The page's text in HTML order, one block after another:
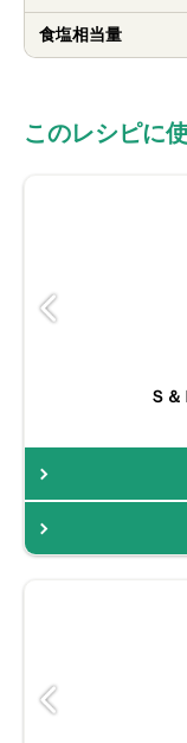
食塩相当量
このレシピに
Ｓ